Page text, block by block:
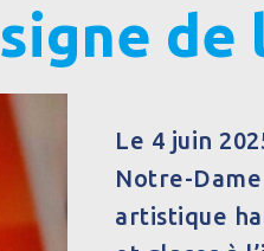
signe de
Le 4 juin
Notre-
artistique